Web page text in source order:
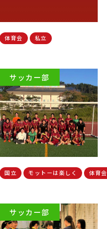
体育会 私立
サッカー部
国立 モットーは楽しく 体育会
サッカー部